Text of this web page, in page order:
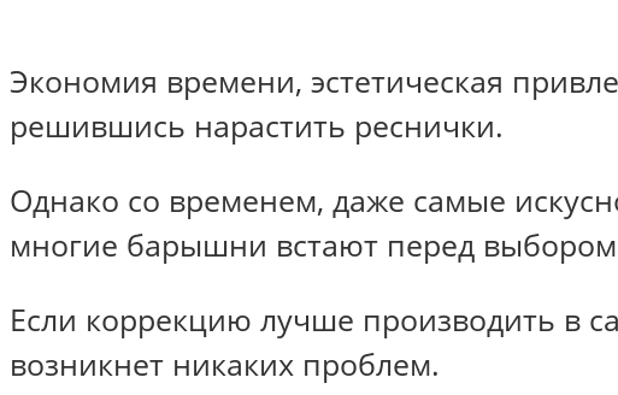
Экономия времени, эстетическая
решившись нарастить реснички.
Однако со временем, даже самые
многие барышни встают перед выбором
Если коррекцию лучше производить в
возникнет никаких проблем.